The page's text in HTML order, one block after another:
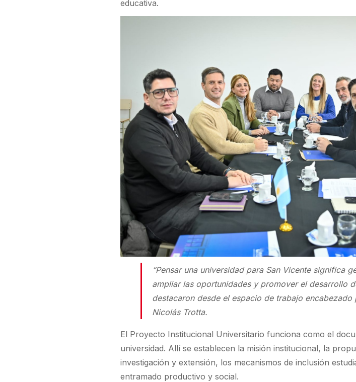
educativa.
“Pensar una universidad para San Vicente significa
ampliar las oportunidades y promover el desarrollo
destacaron desde el espacio de trabajo
Nicolás Trotta.
El Proyecto Institucional Universitario funciona como el
universidad. Allí se establecen la misión institucional, la
investigación y extensión, los mecanismos de inclusión
entramado productivo y social.